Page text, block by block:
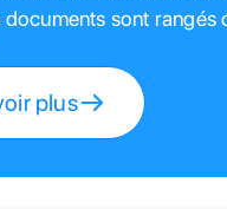
documents sont rangés
plus